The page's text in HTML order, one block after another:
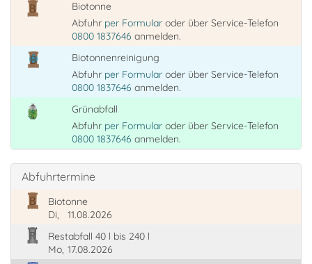
Biotonne
Abfuhr per Formular oder über Service-Telefon
0800 1837646 anmelden.
Biotonnenreinigung
Abfuhr per Formular oder über Service-Telefon
0800 1837646 anmelden.
Grünabfall
Abfuhr per Formular oder über Service-Telefon
0800 1837646 anmelden.
Abfuhrtermine
Biotonne
Di,
11.08.2026
Restabfall 40 l bis 240 l
Mo, 17.08.2026